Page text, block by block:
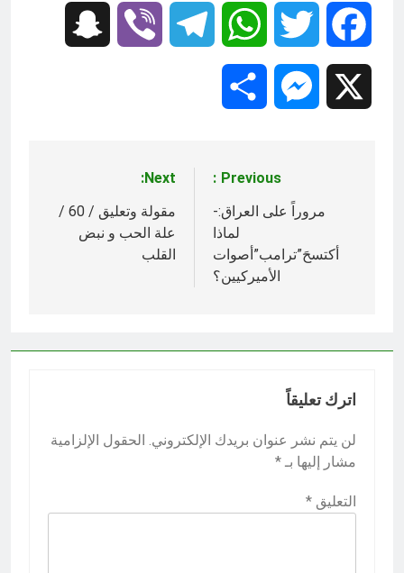
Facebook
Twitter
WhatsApp
Telegram
Viber
Messenger
المقالات
Previous:
مروراً على العراق:-
لماذا
أكتسحَ”ترامب”أصوات
الأميركيين؟
Next:
مقولة وتعليق / 60 /
علة الحب و نبض
القلب
اترك تعليقاً
لن يتم نشر عنوان بريدك الإلكتروني. الحقول الإلزامية
مشار إليها بـ *
التعليق *